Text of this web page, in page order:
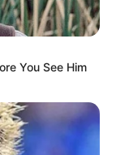
You See Him